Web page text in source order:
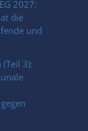
2027:
die
und
3):